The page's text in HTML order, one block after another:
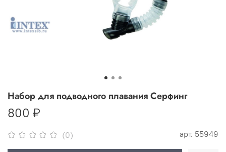
(0) арт. 55949
Набор для подводного плавания Серфинг
800 ₽